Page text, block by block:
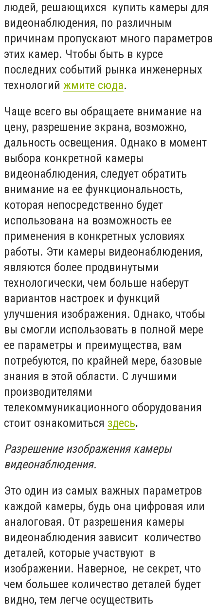
людей, решающихся купить камеры для
видеонаблюдения, по различным
причинам пропускают много параметров
этих камер. Чтобы быть в курсе
последних событий рынка инженерных
технологий жмите сюда.
Чаще всего вы обращаете внимание на
цену, разрешение экрана, возможно,
дальность освещения. Однако в момент
выбора конкретной камеры
видеонаблюдения, следует обратить
внимание на ее функциональность,
которая непосредственно будет
использована на возможность ее
применения в конкретных условиях
работы. Эти камеры видеонаблюдения,
являются более продвинутыми
технологически, чем больше наберут
вариантов настроек и функций
улучшения изображения. Однако, чтобы
вы смогли использовать в полной мере
ее параметры и преимущества, вам
потребуются, по крайней мере, базовые
знания в этой области. С лучшими
производителями
телекоммуникационного оборудования
стоит ознакомиться здесь.
Разрешение изображения камеры
видеонаблюдения.
Это один из самых важных параметров
каждой камеры, будь она цифровая или
аналоговая. От разрешения камеры
видеонаблюдения зависит количество
деталей, которые участвуют в
изображении. Наверное, не секрет, что
чем большее количество деталей будет
видно, тем легче осуществить